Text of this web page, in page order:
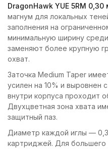
DragonHawk YUE 5RM
магнум для локальных
заполнения на
минимальную ширину
заменяют более крупную
охват.
Заточка Medium Taper
усилен на 10% и выровнен
внутри корпуса проходит
Двухцветная зона хвата
защитный паз.
Диаметр каждой иглы —
картриджей. Для большего